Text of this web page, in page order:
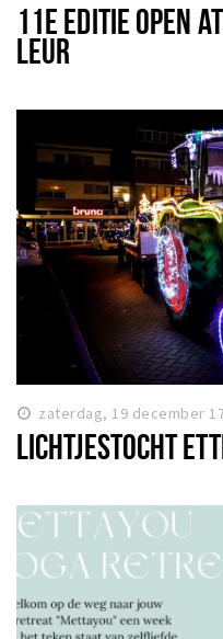
11E EDITIE OPEN
LEUR
zaterdag, 19 december
LICHTJESTOCHT